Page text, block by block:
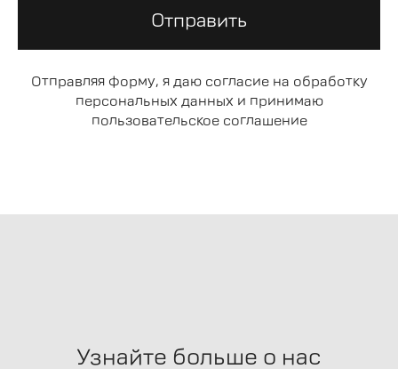
Отправить
Отправляя форму, я даю согласие на обработку
персональных данных и принимаю
пользовательское соглашение
Узнайте больше о нас